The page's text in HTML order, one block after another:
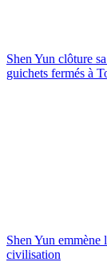
Shen Yun clôture
guichets fermés à
Shen Yun emmène
civilisation